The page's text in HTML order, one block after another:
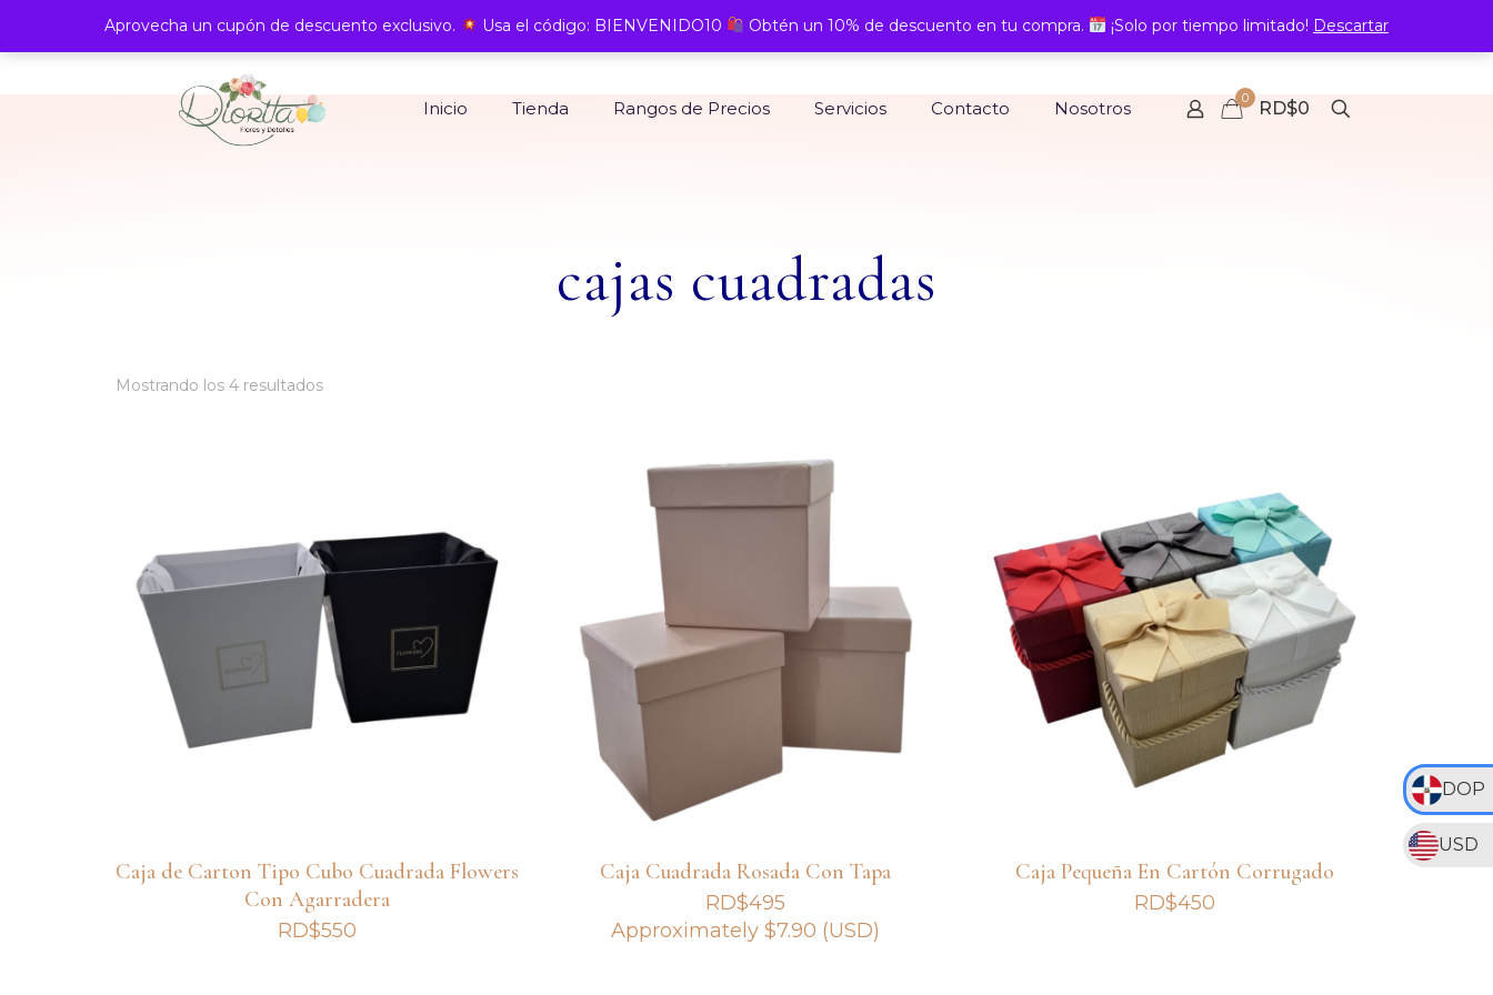
DOP
USD
Inicio Tienda Rangos de Precios Servicios Contacto Nosotros 0 RD$0
cajas cuadradas
Mostrando los 4 resultadosOrdenado
Caja de Carton Tipo Cubo Cuadrada Flowers
Con Agarradera
RD$550
Caja Cuadrada Rosada Con Tapa
RD$495
Approximately$7.90 (USD)
Caja Pequeña En Cartón Corrugado
RD$450
Aprovecha un cupón de descuento exclusivo. Usa el código: BIENVENIDO10 Obtén un 10% de descuento en tu compra. ¡Solo por tiempo limitado! Descartar